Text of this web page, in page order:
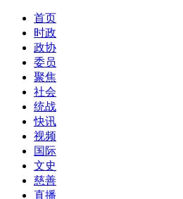
首页
时政
政协
委员
聚焦
社会
统战
快讯
视频
国际
文史
慈善
直播